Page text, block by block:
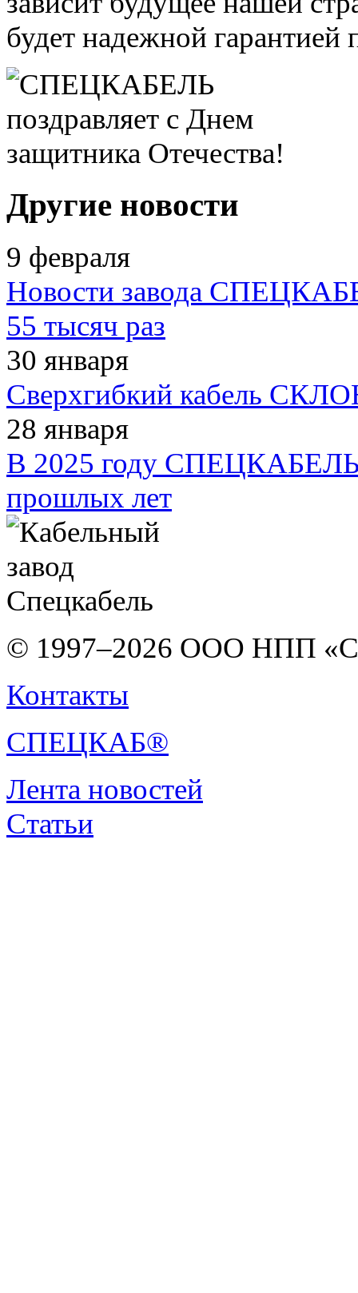
будет надежной гарантией
Другие новости
9 февраля
Новости завода
55 тысяч раз
30 января
Сверхгибкий кабель
28 января
В 2025 году СПЕЦКАБЕЛЬ
прошлых лет
© 1997–2026 ООО НПП
Контакты
СПЕЦКАБ®
Лента новостей
Статьи